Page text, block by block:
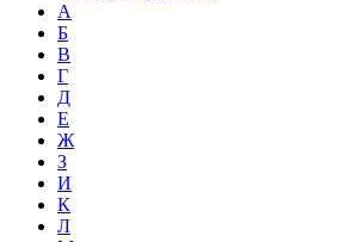
А
Б
В
Г
Д
Е
Ж
З
И
К
Л